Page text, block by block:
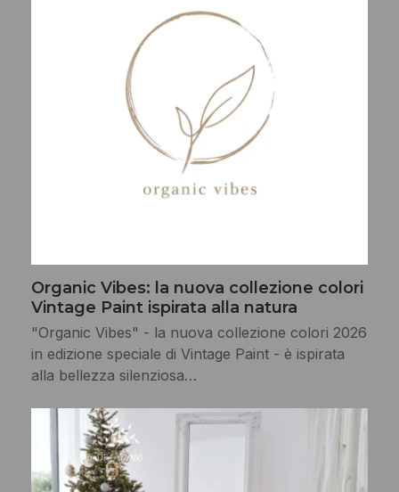
Organic Vibes: la nuova collezione colori
Vintage Paint ispirata alla natura
"Organic Vibes" - la nuova collezione colori 2026
in edizione speciale di Vintage Paint - è ispirata
alla bellezza silenziosa…